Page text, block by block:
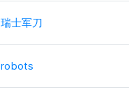
瑞士军刀
robots